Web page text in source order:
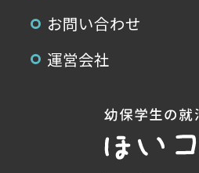
お問い合わせ
運営会社